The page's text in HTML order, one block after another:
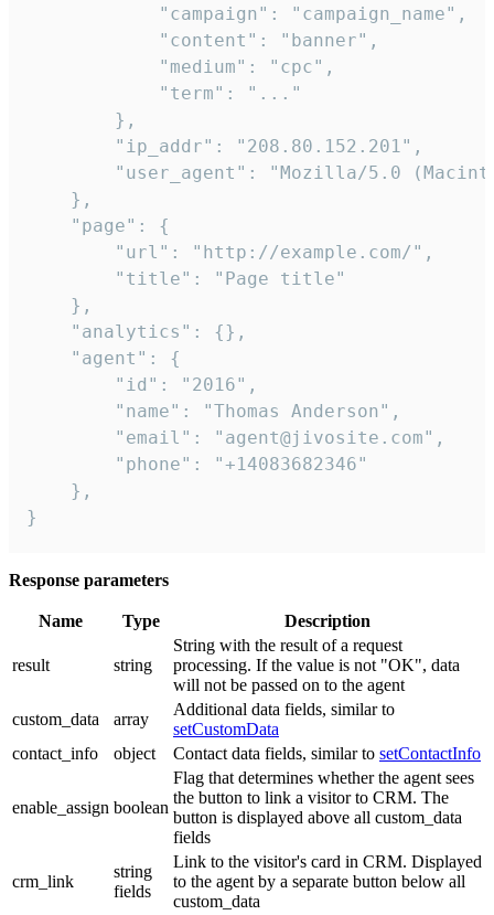
            "campaign": "campaign_name",
            "content": "banner",
            "medium": "cpc",
            "term": "..."
        },
        "ip_addr": "208.80.152.201",
"user_agent": "Mozilla/5.0
    },
    "page": {
        "url": "http://example.com/",
        "title": "Page title"
    },
    "analytics": {},
    "agent": {
        "id": "2016",
        "name": "Thomas Anderson",
        "email": "agent@jivosite.com",
        "phone": "+14083682346"
    },
}
Response parameters
Name Type Description
result string
String with the result of a request
processing. If the value is not "OK", data
will not be passed on to the agent
custom_data
array
Additional data fields, similar to
setCustomData
contact_info
object Contact data fields, similar to setContactInfo
enable_assign boolean
Flag that determines whether the agent sees
the button to link a visitor to CRM. The
button is displayed above all custom_data
fields
crm_link
string
fields
Link to the visitor's card in CRM. Displayed
to the agent by a separate button below all
custom_data